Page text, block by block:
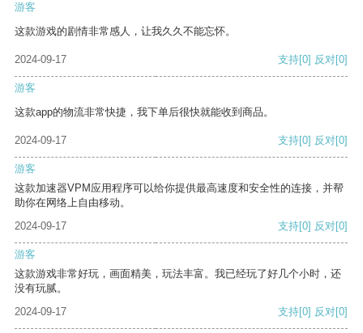
游客
这款游戏的剧情非常感人，让我久久不能忘怀。
2024-09-17 支持[0] 反对[0]
游客
这款app的物流非常快捷，我下单后很快就能收到商品。
2024-09-17 支持[0] 反对[0]
游客
这款加速器VPM应用程序可以给你提供最高速度和安全性的连接，并帮
助你在网络上自由移动。
2024-09-17
支持[0] 反对[0]
游客
这款游戏非常好玩，画面精美，玩法丰富。我已经玩了好几个小时，还
没有玩腻。
2024-09-17
支持[0] 反对[0]